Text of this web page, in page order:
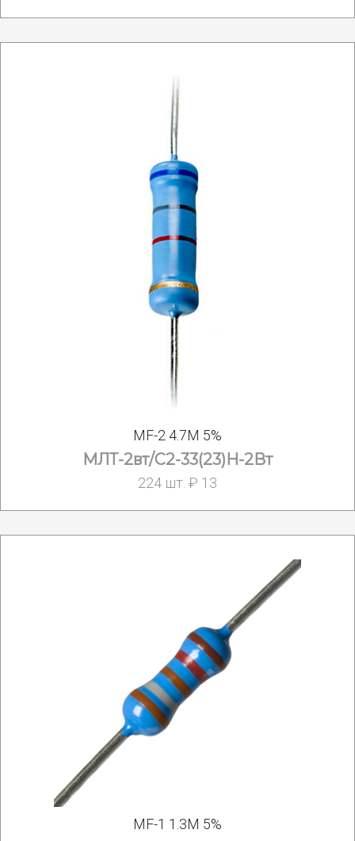
MF-2 4.7M 5%
МЛТ-2вт/С2-33(23)Н-2Вт
224 шт. ₽ 13
MF-1 1.3M 5%